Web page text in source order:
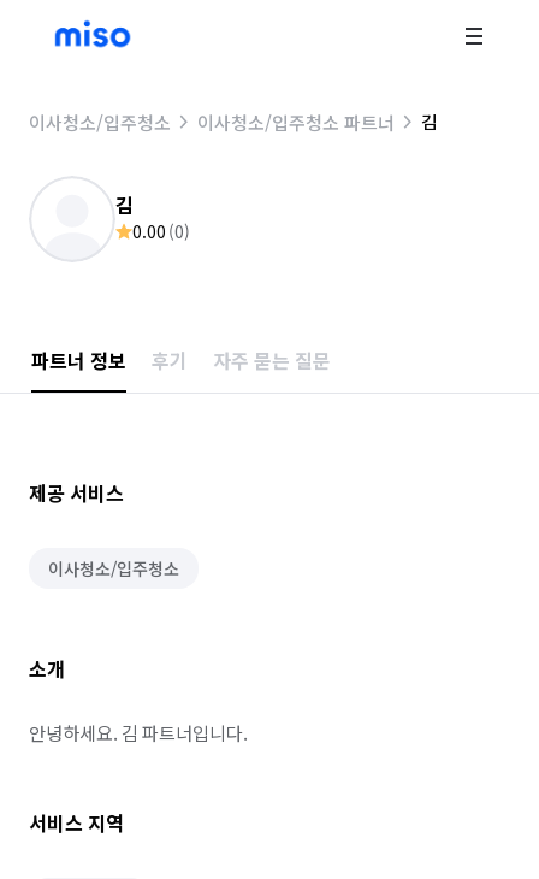
이사청소/입주청소 이사청소/입주청소 파트너 김
김
0.00 (0)
파트너 정보 후기 자주 묻는 질문
제공 서비스
이사청소/입주청소
소개
안녕하세요. 김 파트너입니다.
서비스 지역